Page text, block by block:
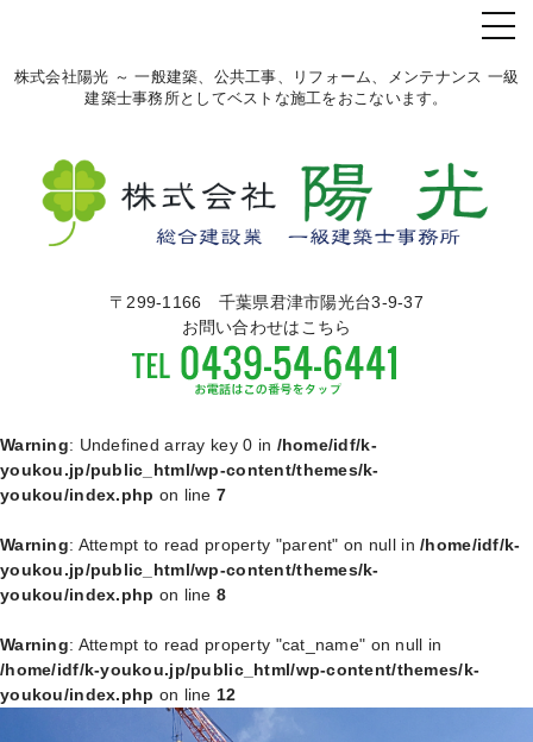
株式会社陽光 ～ 一般建築、公共工事、リフォーム、メンテナンス 一級
建築士事務所としてベストな施工をおこないます。
〒299-1166 千葉県君津市陽光台3-9-37
お問い合わせはこちら
Warning: Undefined array key 0 in /home/idf/k-
youkou.jp/public_html/wp-content/themes/k-
youkou/index.php on line7
Warning: Attempt to read property "parent" on null in/home/idf/k-
youkou.jp/public_html/wp-content/themes/k-
youkou/index.php on line8
Warning: Attempt to read property "cat_name" on null in
/home/idf/k-youkou.jp/public_html/wp-content/themes/k-
youkou/index.php on line 12